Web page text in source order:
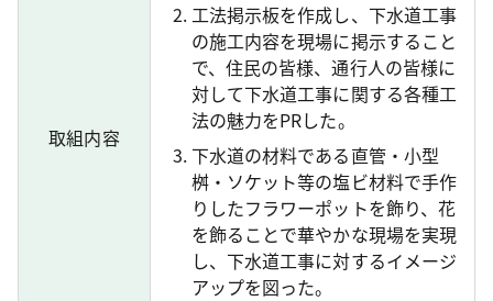
取組内容
工法掲示板を作成し、下水道工事
の施工内容を現場に掲示すること
で、住民の皆様、通行人の皆様に
対して下水道工事に関する各種工
法の魅力をPRした。
下水道の材料である直管・小型
桝・ソケット等の塩ビ材料で手作
りしたフラワーポットを飾り、花
を飾ることで華やかな現場を実現
し、下水道工事に対するイメージ
アップを図った。